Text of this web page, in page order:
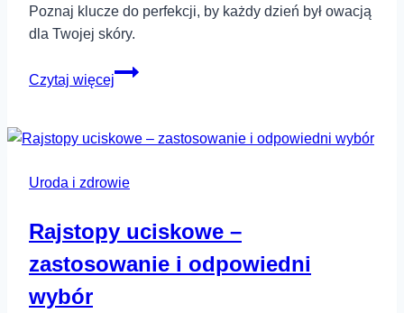
Poznaj klucze do perfekcji, by każdy dzień był owacją
dla Twojej skóry.
Czytaj więcej
Jak
podkład
skóry?
Uroda i zdrowie
Rajstopy uciskowe –
zastosowanie i odpowiedni
wybór